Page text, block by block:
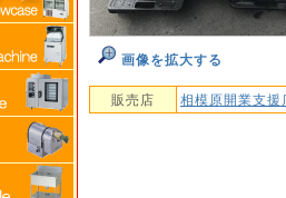
画像を拡大する
販売店 相模原開業支援